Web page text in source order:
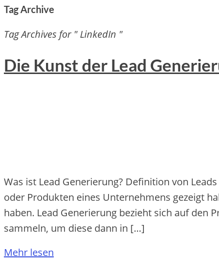
Tag Archive
Tag Archives for " LinkedIn "
Die Kunst der Lead
Was ist Lead Generierung? Definition von
oder Produkten eines Unternehmens gezeigt
haben. Lead Generierung bezieht sich auf den
sammeln, um diese dann in […]
Mehr lesen